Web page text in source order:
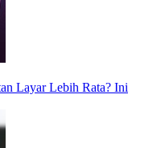
Layar Lebih Rata? Ini